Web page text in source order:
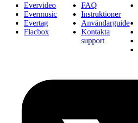
Evervideo
Evermusic
Evertag
Flacbox
FAQ
Instruktioner
Användarguide
Kontakta
support